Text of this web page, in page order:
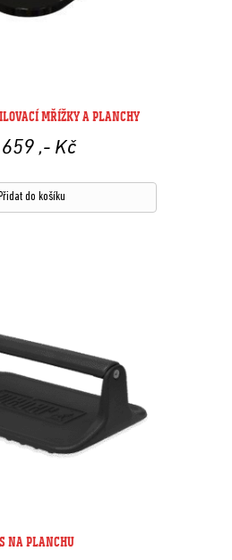
MŘÍŽKY A PLANCHY
,- Kč
Přidat do košíku
NA PLANCHU